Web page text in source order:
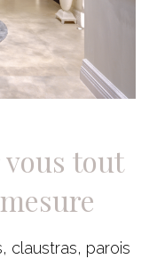
tout
claustras, parois